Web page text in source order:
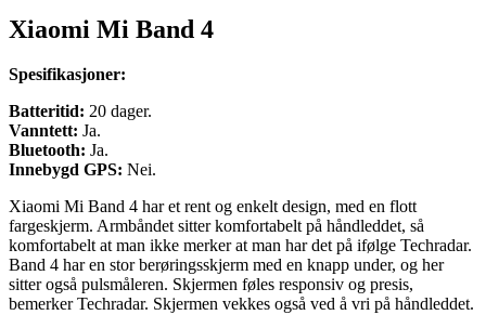
Xiaomi Mi Band 4
Spesifikasjoner:
Batteritid: 20 dager.
Vanntett: Ja.
Bluetooth: Ja.
Innebygd GPS: Nei.
Xiaomi Mi Band 4 har et rent og enkelt design, med en flott
fargeskjerm. Armbåndet sitter komfortabelt på håndleddet, så
komfortabelt at man ikke merker at man har det på ifølge Techradar.
Band 4 har en stor berøringsskjerm med en knapp under, og her
sitter også pulsmåleren. Skjermen føles responsiv og presis,
bemerker Techradar. Skjermen vekkes også ved å vri på håndleddet.